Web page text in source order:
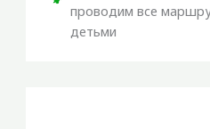
проводим все
детьми